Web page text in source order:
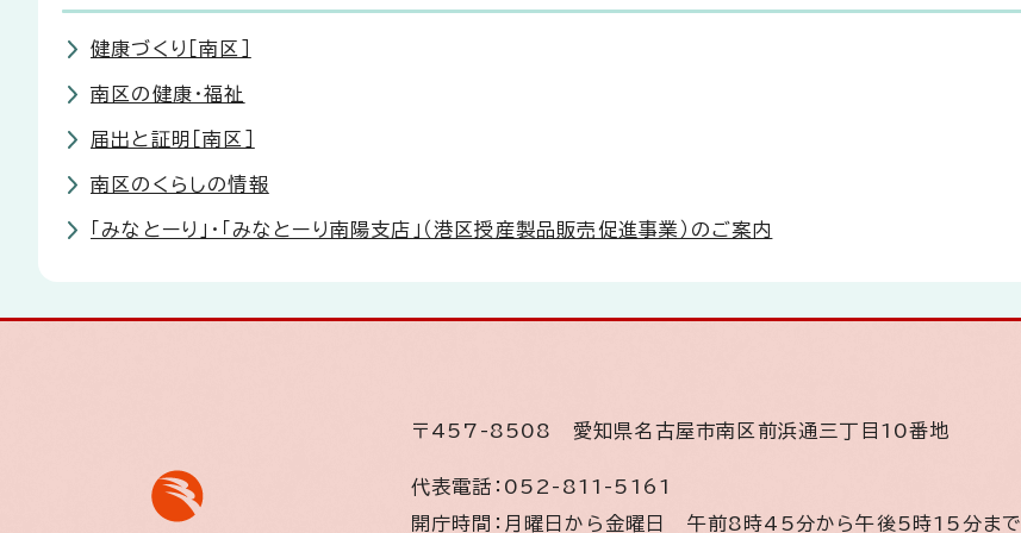
健康づくり［南区］
南区の健康・福祉
届出と証明［南区］
南区のくらしの情報
「みなとーり」・「みなとーり南陽支店」（港区授産製品販売促進事業）のご案内
〒457-8508 愛知県名古屋市南区前浜通三丁目10番地
代表電話： 052-811-5161
開庁時間： 月曜日から金曜日 午前8時45分から午後5時15分まで